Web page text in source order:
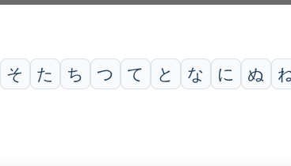
そ た ち つ て と な に ぬ